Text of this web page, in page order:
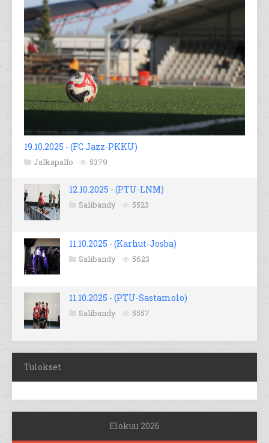
19.10.2025 - (FC Jazz-PKKU)
Jalkapallo 5379
12.10.2025 - (PTU-LNM)
Salibandy 5523
11.10.2025 - (Karhut-Josba)
Salibandy 5623
11.10.2025 - (PTU-Sastamolo)
Salibandy 5557
Tulokset
Elokuu 2026